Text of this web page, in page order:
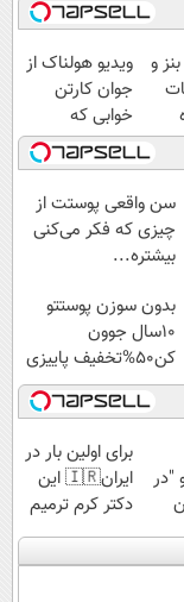
و
ویدیو هولناک از
جوان کارتن
خوابی که
میلیاردر شد.
آموزش رایگان
سن واقعی پوستت از
چیزی که فکر می‌کنی
بیشتره...
بدون سوزن پوستتو
10سال جوون
کن50%تخفیف پاییزی
"در
+
برای اولین بار در
ایران🇮🇷 این
دکتر کرم ترمیم
کننده 23 روزه
ساخت!